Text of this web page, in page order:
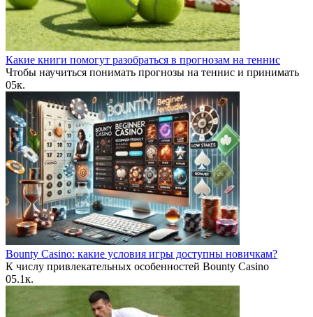
Какие книги помогут разобраться в прогнозам на теннис
Чтобы научиться понимать прогнозы на теннис и принимать
05к.
Bounty Casino: какие условия игры доступны новичкам?
К числу привлекательных особенностей Bounty Casino
05.1к.